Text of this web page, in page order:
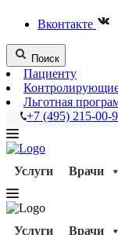
Вконтакте
Поиск
Пациенту
Льготная
+7 (495) 215-00-
Услуги Врачи
Услуги Врачи